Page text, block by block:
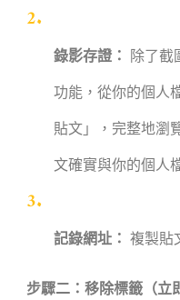
錄影存證： 除了截
功能，從你的個人
貼文」，完整地瀏
文確實與你的個人
記錄網址： 複製貼
步驟二：移除標籤（立